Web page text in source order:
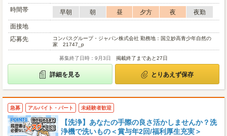
時間帯
早朝 朝 昼 夕方 夜
夜勤
面接地
応募先
コンパスグループ・ジャパン株式会社 勤務地：国立妙高青少年自然の
家 21747_p
募集終了日時：9月3日 掲載終了まであと27日
詳細を見る とりあえず保存
急募 アルバイト・パート 未経験者歓迎
【洗浄】あなたの手際の良さ活かしませんか？洗
浄機で洗いもの＜賞与年2回/福利厚生充実＞